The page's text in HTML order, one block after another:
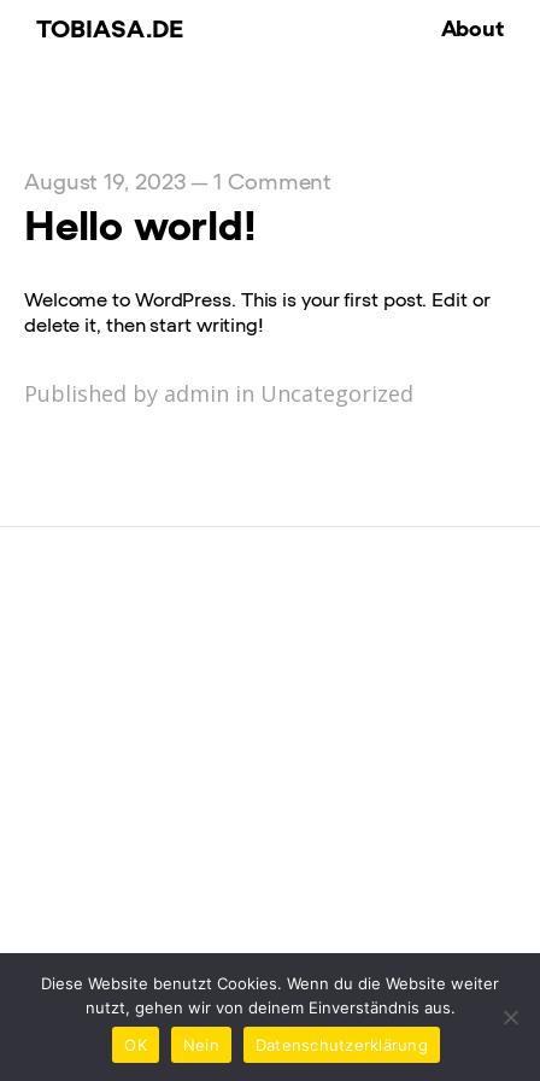
TOBIASA.DE About
August 19, 2023 —1 Comment
Hello world!
Welcome to WordPress. This is your first post. Edit or
delete it, then start writing!
Published by admin in Uncategorized
Diese Website benutzt Cookies. Wenn du die Website weiter
nutzt, gehen wir von deinem Einverständnis aus.
OK
Nein Datenschutzerklärung